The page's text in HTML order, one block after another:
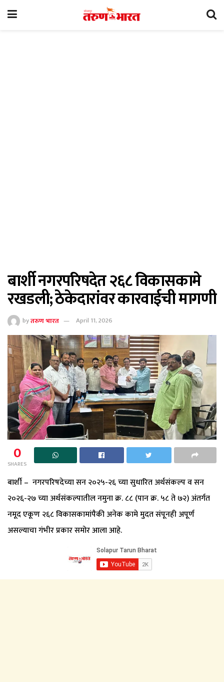
बार्शी नगरपरिषदेत २६८ विकासकामे
रखडली; ठेकेदारांवर कारवाईची मागणी
byतरुण भारत April 11, 2026
0
SHARES
बार्शी – नगरपरिषदेच्या सन २०२५-२६ च्या सुधारित अर्थसंकल्प व सन
२०२६-२७ च्या अर्थसंकल्पातील नमुना क्र. ८८ (पान क्र. ५८ ते ७२) अंतर्गत
नमूद एकूण २६८ विकासकामांपैकी अनेक कामे मुदत संपूनही अपूर्ण
असल्याचा गंभीर प्रकार समोर आला आहे.